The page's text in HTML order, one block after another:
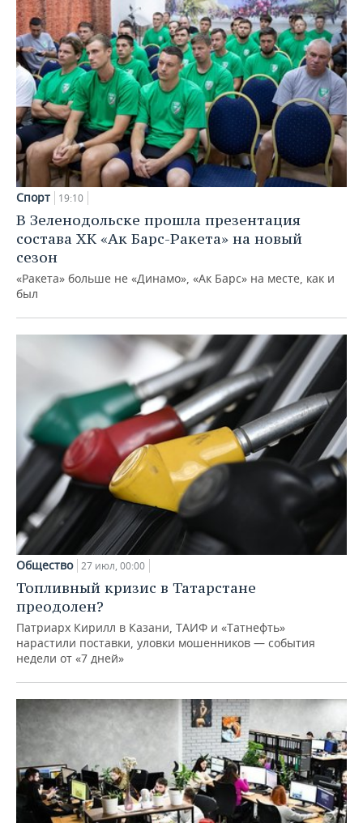
Спорт 19:10
В Зеленодольске прошла презентация
состава ХК «Ак Барс-Ракета» на новый
сезон
«Ракета» больше не «Динамо», «Ак Барс» на месте, как и
был
Общество 27 июл, 00:00
Топливный кризис в Татарстане
преодолен?
Патриарх Кирилл в Казани, ТАИФ и «Татнефть»
нарастили поставки, уловки мошенников — события
недели от «7 дней»